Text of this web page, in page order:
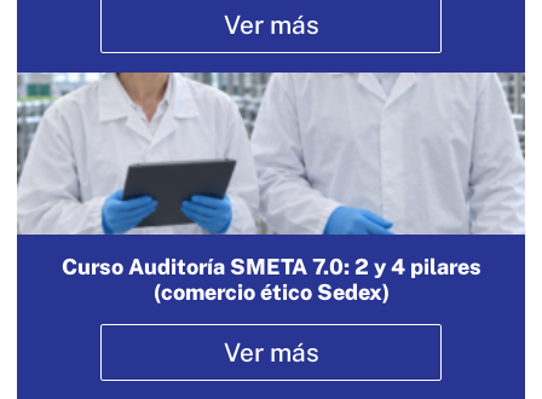
Ver más
Curso Auditoría SMETA 7.0: 2 y 4 pilares
(comercio ético Sedex)
Ver más